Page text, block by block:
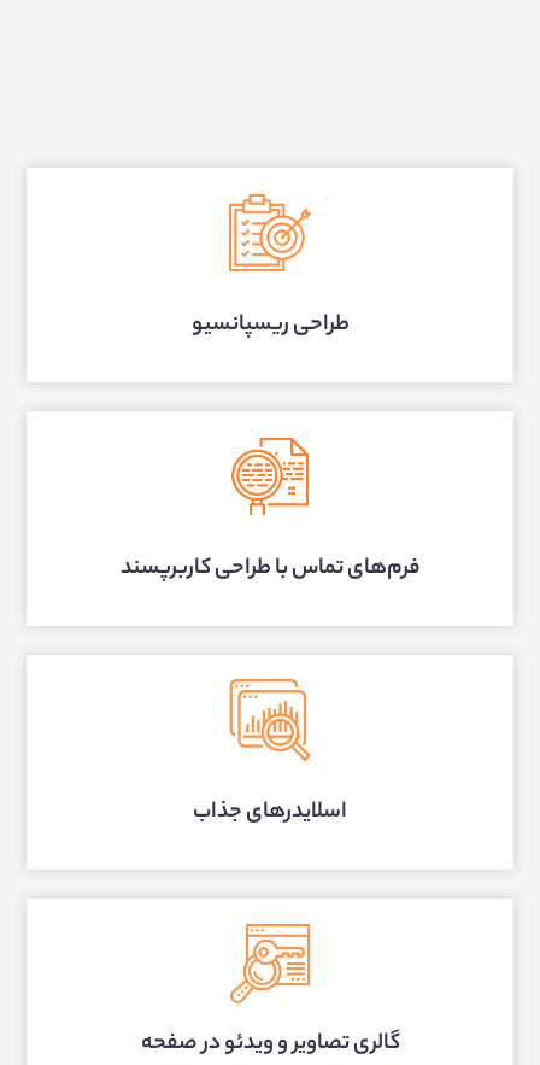
طراحی ریسپانسیو
فرم‌های تماس با طراحی کاربرپسند
اسلایدرهای جذاب
گالری تصاویر و ویدئو در صفحه